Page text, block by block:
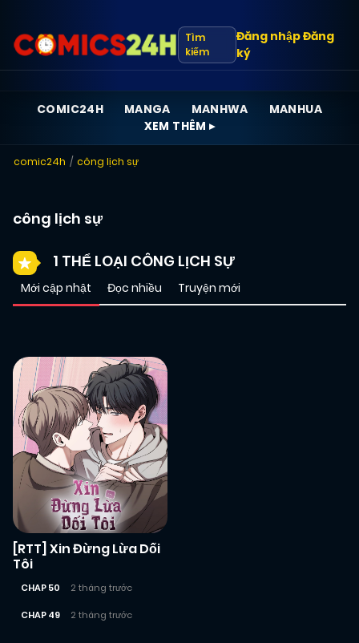
Tìm
kiếm
Đăng nhậpĐăng
ký
COMIC24H MANGA MANHWA
MANHUA
XEM THÊM ▸
comic24h công lịch sự
công lịch sự
1 THỂ LOẠI CÔNG LỊCH SỰ
Mới cập nhật Đọc nhiều Truyện mới
[RTT] Xin Đừng Lừa Dối
Tôi
CHAP 50 2 tháng trước
CHAP 49 2 tháng trước